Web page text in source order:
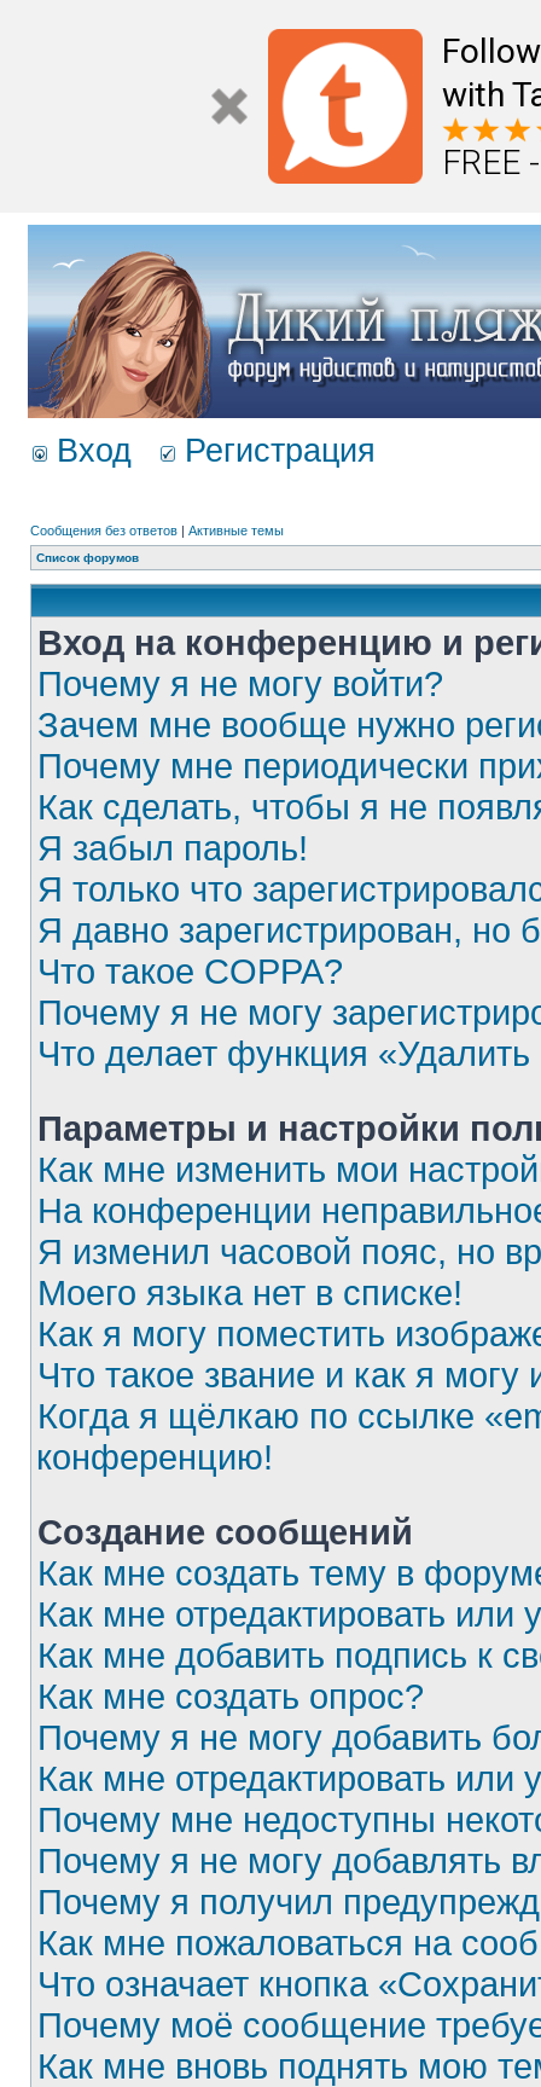
with
FREE
Вход Регистрация
Сообщения без ответов | Активные темы
Список форумов
Вход на конференцию и
Почему я не могу войти?
Зачем мне вообще нужно
Почему мне периодически
Как сделать, чтобы я не
Я забыл пароль!
Я только что
Я давно зарегистрирован, но
Что такое COPPA?
Почему я не могу
Что делает функция
Параметры и настройки
Как мне изменить мои
На конференции
Я изменил часовой пояс, но
Моего языка нет в списке!
Как я могу поместить
Что такое звание и как я могу
Когда я щёлкаю по ссылке
конференцию!
Создание сообщений
Как мне создать тему в
Как мне отредактировать или
Как мне добавить подпись к
Как мне создать опрос?
Почему я не могу добавить
Как мне отредактировать или
Почему мне недоступны
Почему я не могу добавлять
Почему я получил
Как мне пожаловаться на
Что означает кнопка
Почему моё сообщение
Как мне вновь поднять мою